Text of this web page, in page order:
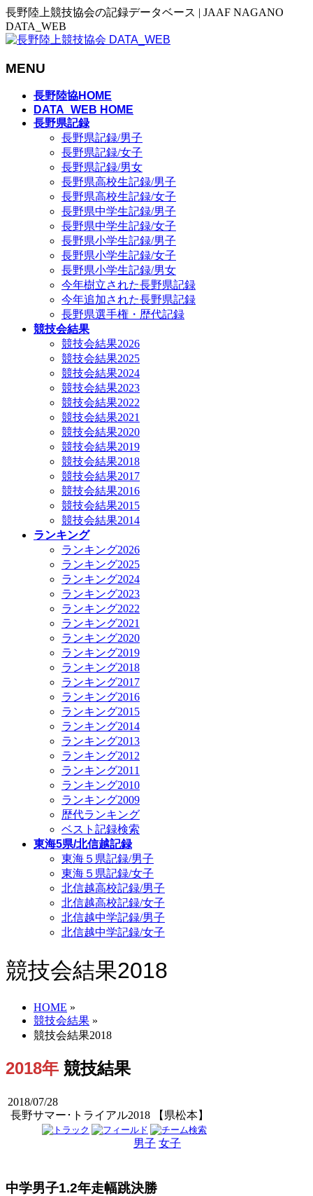
長野陸上競技協会の記録データベース | JAAF NAGANO
DATA_WEB
MENU
長野陸協HOME
DATA_WEB HOME
長野県記録
長野県記録/男子
長野県記録/女子
長野県記録/男女
長野県高校生記録/男子
長野県高校生記録/女子
長野県中学生記録/男子
長野県中学生記録/女子
長野県小学生記録/男子
長野県小学生記録/女子
長野県小学生記録/男女
今年樹立された長野県記録
今年追加された長野県記録
長野県選手権・歴代記録
競技会結果
競技会結果2026
競技会結果2025
競技会結果2024
競技会結果2023
競技会結果2022
競技会結果2021
競技会結果2020
競技会結果2019
競技会結果2018
競技会結果2017
競技会結果2016
競技会結果2015
競技会結果2014
ランキング
ランキング2026
ランキング2025
ランキング2024
ランキング2023
ランキング2022
ランキング2021
ランキング2020
ランキング2019
ランキング2018
ランキング2017
ランキング2016
ランキング2015
ランキング2014
ランキング2013
ランキング2012
ランキング2011
ランキング2010
ランキング2009
歴代ランキング
ベスト記録検索
東海5県/北信越記録
東海５県記録/男子
東海５県記録/女子
北信越高校記録/男子
北信越高校記録/女子
北信越中学記録/男子
北信越中学記録/女子
競技会結果2018
HOME »
競技会結果 »
競技会結果2018
2018年 競技結果
2018/07/28
長野サマー･トライアル2018 【県松本】
男子 女子
中学男子1.2年走幅跳決勝